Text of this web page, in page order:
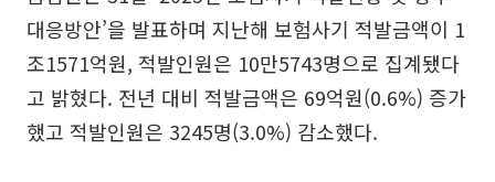
대응방안’을 발표하며 지난해 보험사기 적발금액이 1
조1571억원, 적발인원은 10만5743명으로 집계됐다
고 밝혔다. 전년 대비 적발금액은 69억원(0.6%) 증가
했고 적발인원은 3245명(3.0%) 감소했다.